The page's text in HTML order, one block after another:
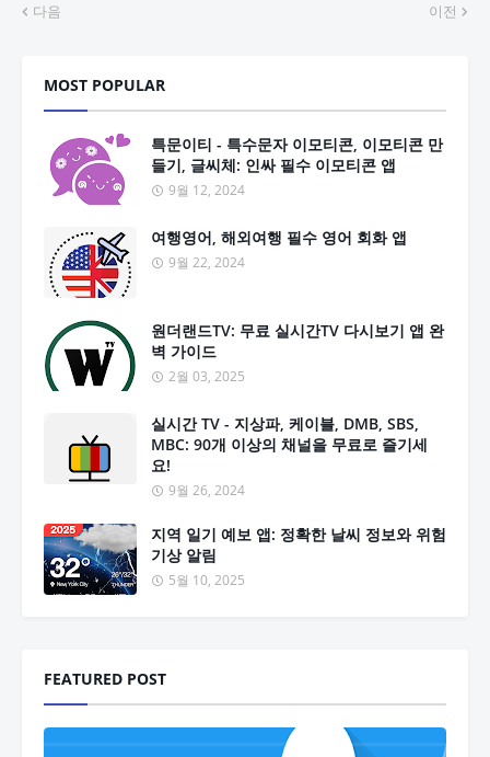
다음 이전
MOST POPULAR
특문이티 - 특수문자 이모티콘, 이모티콘 만
들기, 글씨체: 인싸 필수 이모티콘 앱
9월 12, 2024
여행영어, 해외여행 필수 영어 회화 앱
9월 22, 2024
원더랜드TV: 무료 실시간TV 다시보기 앱 완
벽 가이드
2월 03, 2025
실시간 TV - 지상파, 케이블, DMB, SBS,
MBC: 90개 이상의 채널을 무료로 즐기세
요!
9월 26, 2024
지역 일기 예보 앱: 정확한 날씨 정보와 위험
기상 알림
5월 10, 2025
FEATURED POST